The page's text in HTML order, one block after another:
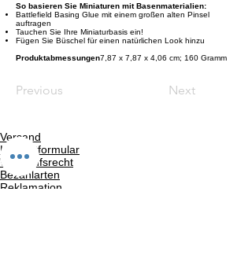
So basieren Sie Miniaturen mit Basenmaterialien:
Battlefield Basing Glue mit einem großen alten Pinsel
auftragen
Tauchen Sie Ihre Miniaturbasis ein!
Fügen Sie Büschel für einen natürlichen Look hinzu
Produktabmessungen‎7,87 x 7,87 x 4,06 cm; 160 Gramm
Previous Next
Versand
Kontaktformular
Widerrufsrecht
Bezahlarten
Reklamation